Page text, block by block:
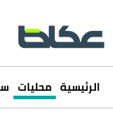
الرئيسية محليات